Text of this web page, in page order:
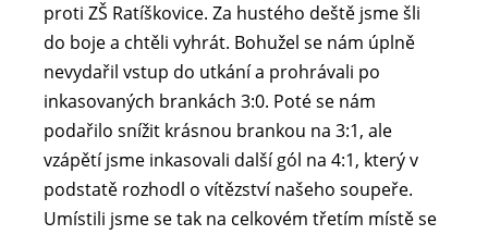
proti ZŠ Ratíškovice. Za hustého deště jsme šli
do boje a chtěli vyhrát. Bohužel se nám úplně
nevydařil vstup do utkání a prohrávali po
inkasovaných brankách 3:0. Poté se nám
podařilo snížit krásnou brankou na 3:1, ale
vzápětí jsme inkasovali další gól na 4:1, který v
podstatě rozhodl o vítězství našeho soupeře.
Umístili jsme se tak na celkovém třetím místě se